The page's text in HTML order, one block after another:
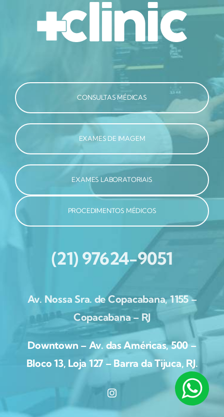
CONSULTAS MÉDICAS
EXAMES DE IMAGEM
EXAMES LABORATORIAIS
PROCEDIMENTOS MÉDICOS
(21) 97624-9051
Av. Nossa Sra. de Copacabana, 1155 –
Copacabana – RJ
Downtown – Av. das Américas, 500 –
Bloco 13, Loja 127 – Barra da Tijuca, RJ.